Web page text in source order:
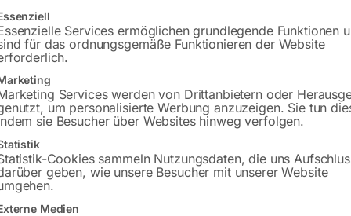
für alle DD & AD WIG-/TIG-
ca. 2 - 3 Tage
Schweißinverter
inkl. MwSt.
zzgl.Versandkosten
eine Liste der Service-Gruppen, für die eine Einwilligung erteilt
Services ermöglichen grundlegende Funktionen
für das ordnungsgemäße Funktionieren der Website
Services werden von Drittanbietern oder
um personalisierte Werbung anzuzeigen. Sie tun
sie Besucher über Websites hinweg verfolgen.
Cookies sammeln Nutzungsdaten, die uns
geben, wie unsere Besucher mit unserer Website
Medien